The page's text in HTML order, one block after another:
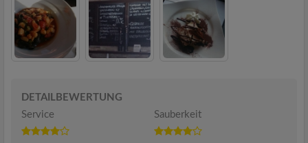
DETAILBEWERTUNG
Service
Sauberkeit